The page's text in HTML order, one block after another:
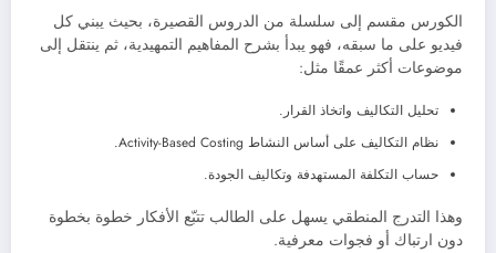
الكورس مقسم إلى سلسلة من الدروس القصيرة، بحيث يبني كل
فيديو على ما سبقه، فهو يبدأ بشرح المفاهيم التمهيدية، ثم ينتقل إلى
موضوعات أكثر عمقًا مثل:
تحليل التكاليف واتخاذ القرار.
نظام التكاليف على أساس النشاط Activity-Based Costing.
حساب التكلفة المستهدفة وتكاليف الجودة.
وهذا التدرج المنطقي يسهل على الطالب تتبّع الأفكار خطوة بخطوة
دون ارتباك أو فجوات معرفية.